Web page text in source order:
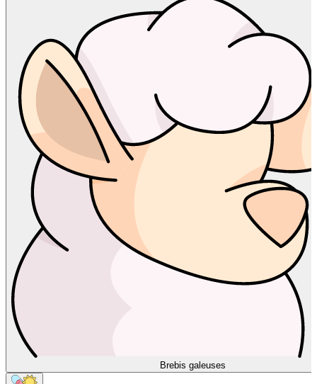
Brebis galeuses